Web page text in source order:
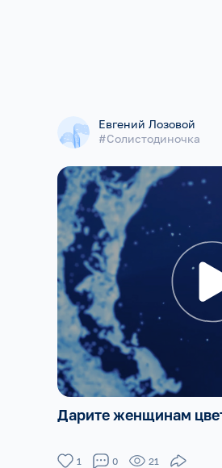
Евгений Лозовой
#Солистодиночка
Дарите женщинам
1 0 21